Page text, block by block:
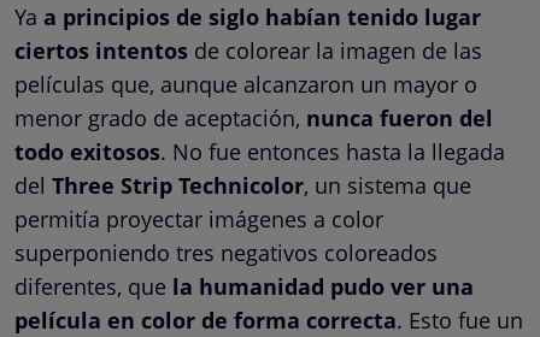
Ya a principios de siglo habían tenido lugar
ciertos intentos de colorear la imagen de las
películas que, aunque alcanzaron un mayor o
menor grado de aceptación, nunca fueron del
todo exitosos. No fue entonces hasta la llegada
del Three Strip Technicolor, un sistema que
permitía proyectar imágenes a color
superponiendo tres negativos coloreados
diferentes, que la humanidad pudo ver una
película en color de forma correcta. Esto fue un